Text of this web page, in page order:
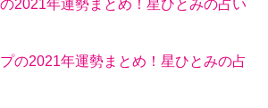
2021年運勢まとめ！星ひとみの占い
の2021年運勢まとめ！星ひとみの占